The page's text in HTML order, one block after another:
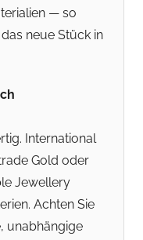
— so
neue Stück in
International
Gold oder
Jewellery
Achten Sie
unabhängige